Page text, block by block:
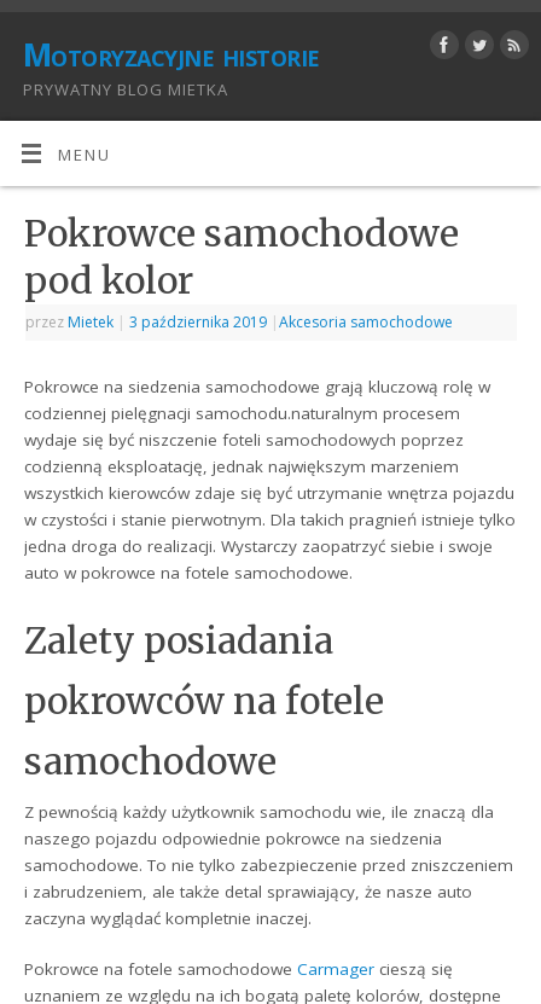
Motoryzacyjne historie
PRYWATNY BLOG MIETKA
MENU
Pokrowce samochodowe
pod kolor
przez Mietek | 3 października 2019 |Akcesoria samochodowe
Pokrowce na siedzenia samochodowe grają kluczową rolę w
codziennej pielęgnacji samochodu.naturalnym procesem
wydaje się być niszczenie foteli samochodowych poprzez
codzienną eksploatację, jednak największym marzeniem
wszystkich kierowców zdaje się być utrzymanie wnętrza pojazdu
w czystości i stanie pierwotnym. Dla takich pragnień istnieje tylko
jedna droga do realizacji. Wystarczy zaopatrzyć siebie i swoje
auto w pokrowce na fotele samochodowe.
Zalety posiadania
pokrowców na fotele
samochodowe
Z pewnością każdy użytkownik samochodu wie, ile znaczą dla
naszego pojazdu odpowiednie pokrowce na siedzenia
samochodowe. To nie tylko zabezpieczenie przed zniszczeniem
i zabrudzeniem, ale także detal sprawiający, że nasze auto
zaczyna wyglądać kompletnie inaczej.
Pokrowce na fotele samochodoweCarmager cieszą się
uznaniem ze względu na ich bogatą paletę kolorów, dostępne